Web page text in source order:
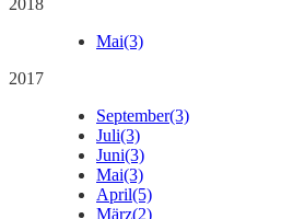
2018
Mai(3)
2017
September(3)
Juli(3)
Juni(3)
Mai(3)
April(5)
März(2)